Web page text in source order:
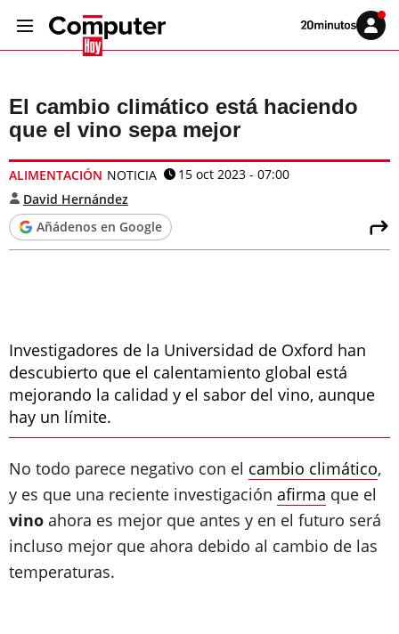
Volver
Iniciar
sesión
El cambio climático está haciendo
que el vino sepa mejor
ALIMENTACIÓN NOTICIA
15 oct 2023 - 07:00
David Hernández
Añádenos en Google
Investigadores de la Universidad de Oxford han
descubierto que el calentamiento global está
mejorando la calidad y el sabor del vino, aunque
hay un límite.
No todo parece negativo con el cambio climático,
y es que una reciente investigación afirma que el
vino ahora es mejor que antes y en el futuro será
incluso mejor que ahora debido al cambio de las
temperaturas.